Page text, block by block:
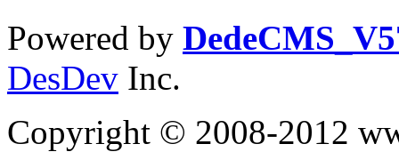
Powered by
DesDev Inc.
Copyright © 2008-2012